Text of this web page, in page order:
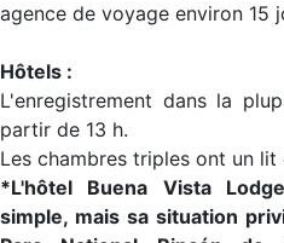
agence de voyage environ 15
Hôtels :
L'enregistrement dans la
partir de 13 h.
Les chambres triples ont un
*L'hôtel Buena Vista
simple, mais sa situation